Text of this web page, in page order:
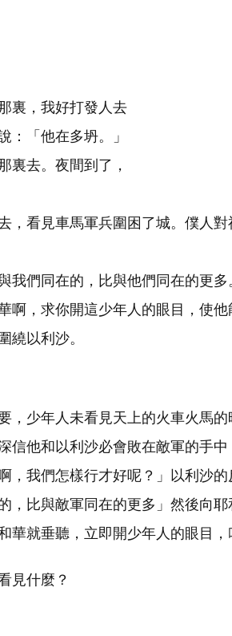
星）。
裏，我好打發人去
：「他在多坍。」
裏去。夜間到了，
，看見車馬軍兵圍困了城。僕人
我們同在的，比與他們同在的更多
啊，求你開這少年人的眼目，使
繞以利沙。
，少年人未看見天上的火車火馬
信他和以利沙必會敗在敵軍的手
，我們怎樣行才好呢？」以利沙
，比與敵軍同在的更多」然後向
華就垂聽，立即開少年人的眼目，
見什麼？